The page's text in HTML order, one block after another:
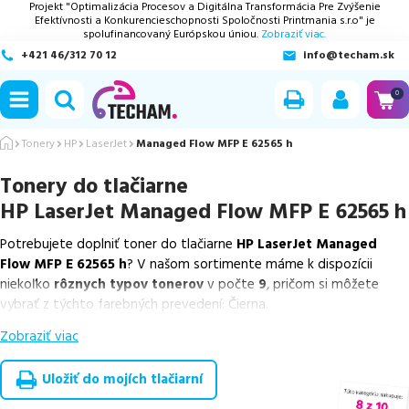
Projekt "Optimalizácia Procesov a Digitálna Transformácia Pre Zvýšenie
Efektívnosti a Konkurencieschopnosti Spoločnosti Printmania s.r.o" je
spolufinancovaný Európskou úniou. Zobraziť viac.
+421 46/312 70 12
info@techam.sk
0
Tonery HP LaserJet Managed Flow MFP E 62565 h
Tonery do tlačiarne
HP LaserJet Managed Flow MFP E 62565 h
Potrebujete doplniť toner do tlačiarne HP LaserJet Managed
Flow MFP E 62565 h? V našom sortimente máme k dispozícii
niekoľko rôznych typov tonerovv počte 9, pričom si môžete
vybrať z týchto farebných prevedení: Čierna.
Z uvedeného množstva dostupných náplní
náplnev počte2ks, ako ajcenovo výhodnejšie alternatívy,
ktoré plne zachovávajú kvalitu tlače
overené náhrady v rôznych triedach
, medzi ktoré patríšpičková
Zobraziť viac
Uložiť do mojích tlačiarní